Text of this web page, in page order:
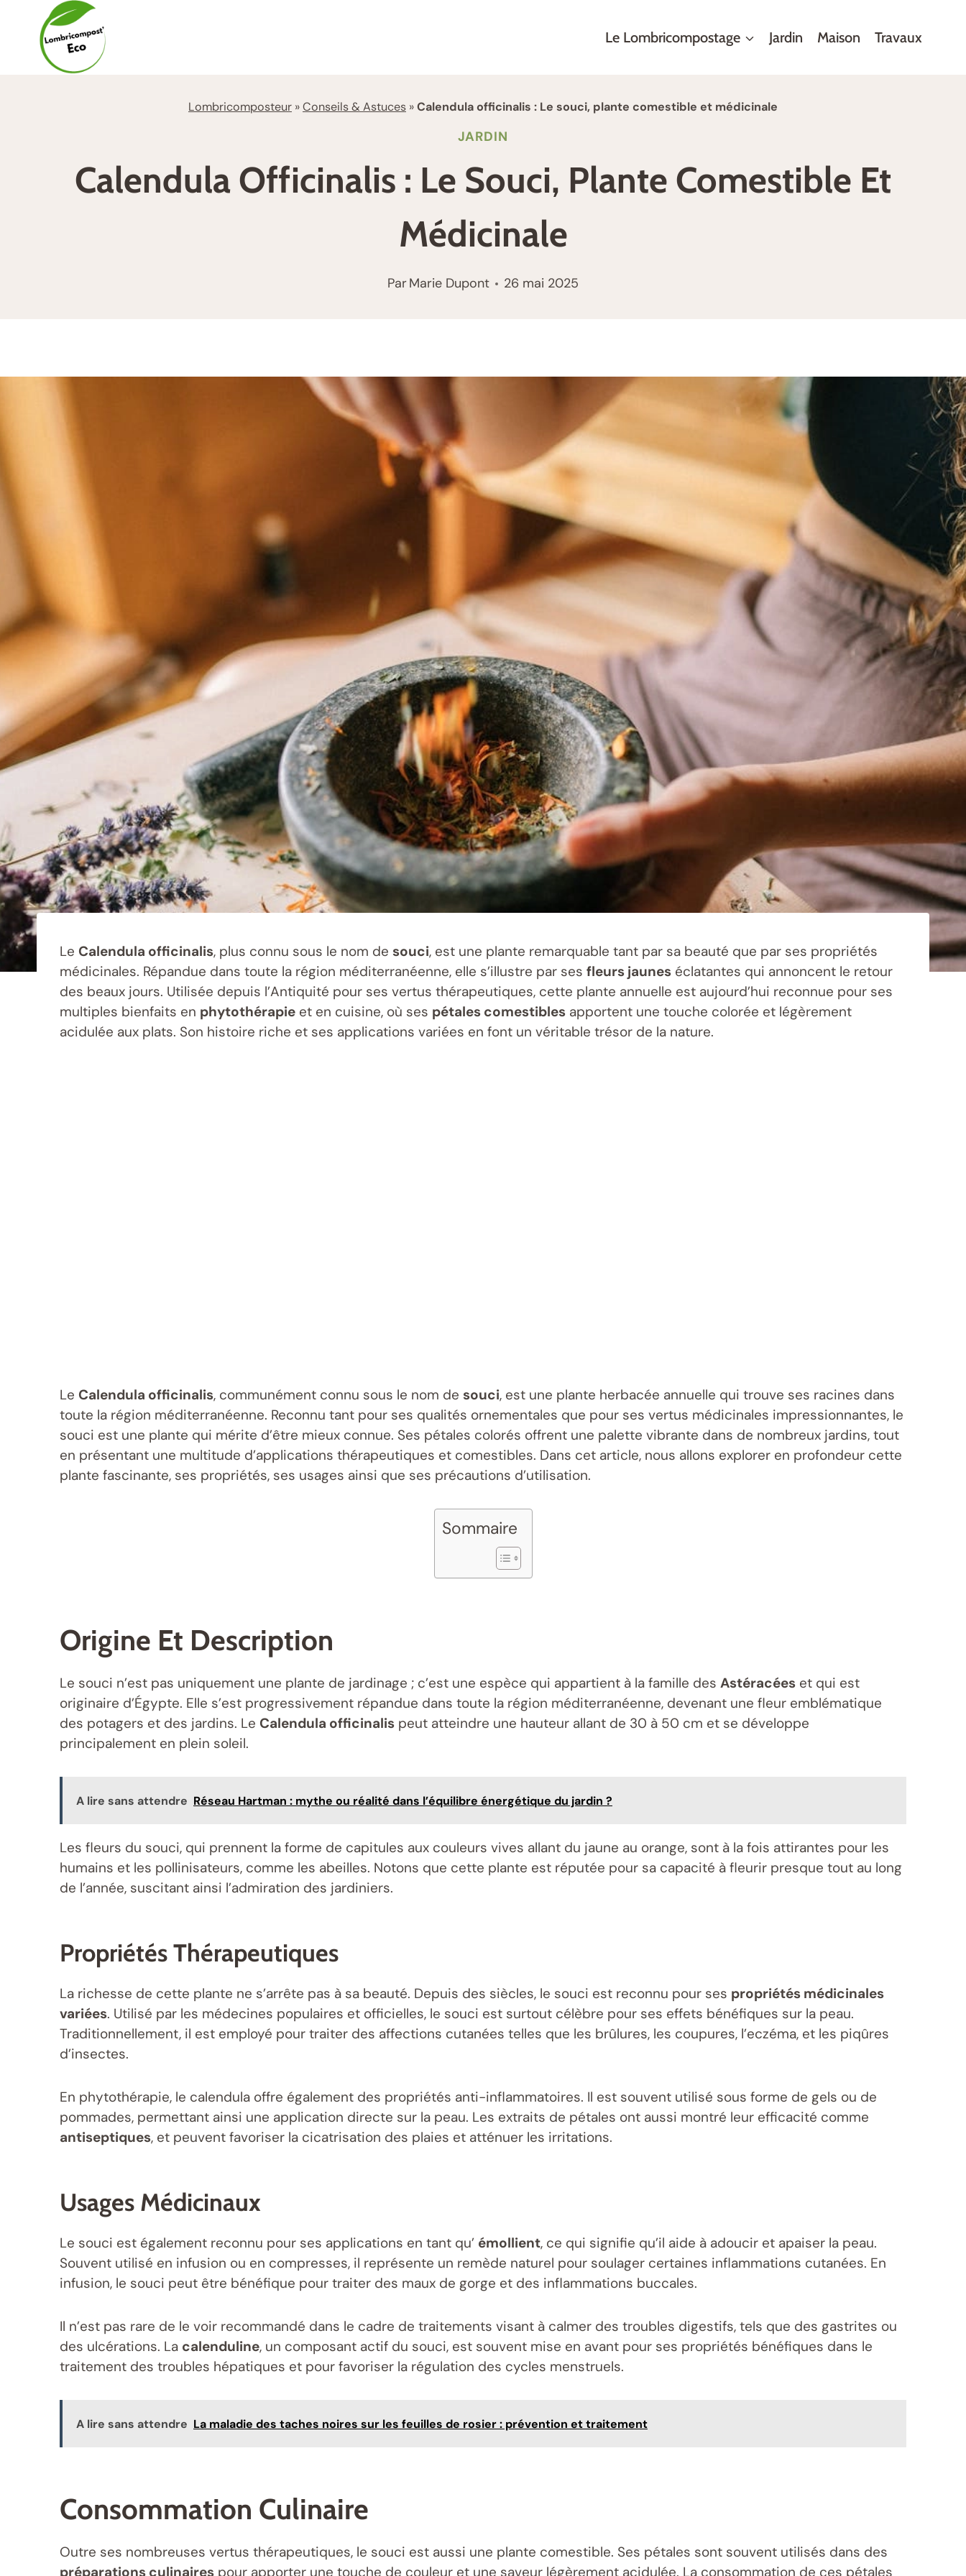
contenu
Le Lombricompostage Jardin Maison Travaux
Lombricomposteur »Conseils & Astuces »Calendula officinalis : Le souci, plante comestible et médicinale
JARDIN
Calendula Officinalis : Le Souci, Plante Comestible Et
Médicinale
ParMarie Dupont 26 mai 2025
Le Calendula officinalis, plus connu sous le nom de souci, est une plante remarquable tant par sa beauté que par ses propriétés
médicinales. Répandue dans toute la région méditerranéenne, elle s’illustre par ses fleurs jaunes éclatantes qui annoncent le retour
des beaux jours. Utilisée depuis l’Antiquité pour ses vertus thérapeutiques, cette plante annuelle est aujourd’hui reconnue pour ses
multiples bienfaits en phytothérapie et en cuisine, où ses pétales comestibles apportent une touche colorée et légèrement
acidulée aux plats. Son histoire riche et ses applications variées en font un véritable trésor de la nature.
Le Calendula officinalis, communément connu sous le nom de souci, est une plante herbacée annuelle qui trouve ses racines dans
toute la région méditerranéenne. Reconnu tant pour ses qualités ornementales que pour ses vertus médicinales impressionnantes, le
souci est une plante qui mérite d’être mieux connue. Ses pétales colorés offrent une palette vibrante dans de nombreux jardins, tout
en présentant une multitude d’applications thérapeutiques et comestibles. Dans cet article, nous allons explorer en profondeur cette
plante fascinante, ses propriétés, ses usages ainsi que ses précautions d’utilisation.
Sommaire
Origine Et Description
Le souci n’est pas uniquement une plante de jardinage ; c’est une espèce qui appartient à la famille des Astéracées et qui est
originaire d’Égypte. Elle s’est progressivement répandue dans toute la région méditerranéenne, devenant une fleur emblématique
des potagers et des jardins. Le Calendula officinalis peut atteindre une hauteur allant de 30 à 50 cm et se développe
principalement en plein soleil.
A lire sans attendre Réseau Hartman : mythe ou réalité dans l’équilibre énergétique du jardin ?
Les fleurs du souci, qui prennent la forme de capitules aux couleurs vives allant du jaune au orange, sont à la fois attirantes pour les
humains et les pollinisateurs, comme les abeilles. Notons que cette plante est réputée pour sa capacité à fleurir presque tout au long
de l’année, suscitant ainsi l’admiration des jardiniers.
Propriétés Thérapeutiques
La richesse de cette plante ne s’arrête pas à sa beauté. Depuis des siècles, le souci est reconnu pour ses propriétés médicinales
variées. Utilisé par les médecines populaires et officielles, le souci est surtout célèbre pour ses effets bénéfiques sur la peau.
Traditionnellement, il est employé pour traiter des affections cutanées telles que les brûlures, les coupures, l’eczéma, et les piqûres
d’insectes.
En phytothérapie, le calendula offre également des propriétés anti-inflammatoires. Il est souvent utilisé sous forme de gels ou de
pommades, permettant ainsi une application directe sur la peau. Les extraits de pétales ont aussi montré leur efficacité comme
antiseptiques, et peuvent favoriser la cicatrisation des plaies et atténuer les irritations.
Usages Médicinaux
Le souci est également reconnu pour ses applications en tant qu’ émollient, ce qui signifie qu’il aide à adoucir et apaiser la peau.
Souvent utilisé en infusion ou en compresses, il représente un remède naturel pour soulager certaines inflammations cutanées. En
infusion, le souci peut être bénéfique pour traiter des maux de gorge et des inflammations buccales.
Il n’est pas rare de le voir recommandé dans le cadre de traitements visant à calmer des troubles digestifs, tels que des gastrites ou
des ulcérations. La calenduline, un composant actif du souci, est souvent mise en avant pour ses propriétés bénéfiques dans le
traitement des troubles hépatiques et pour favoriser la régulation des cycles menstruels.
A lire sans attendre La maladie des taches noires sur les feuilles de rosier : prévention et traitement
Consommation Culinaire
Outre ses nombreuses vertus thérapeutiques, le souci est aussi une plante comestible. Ses pétales sont souvent utilisés dans des
préparations culinaires pour apporter une touche de couleur et une saveur légèrement acidulée. La consommation de ces pétales